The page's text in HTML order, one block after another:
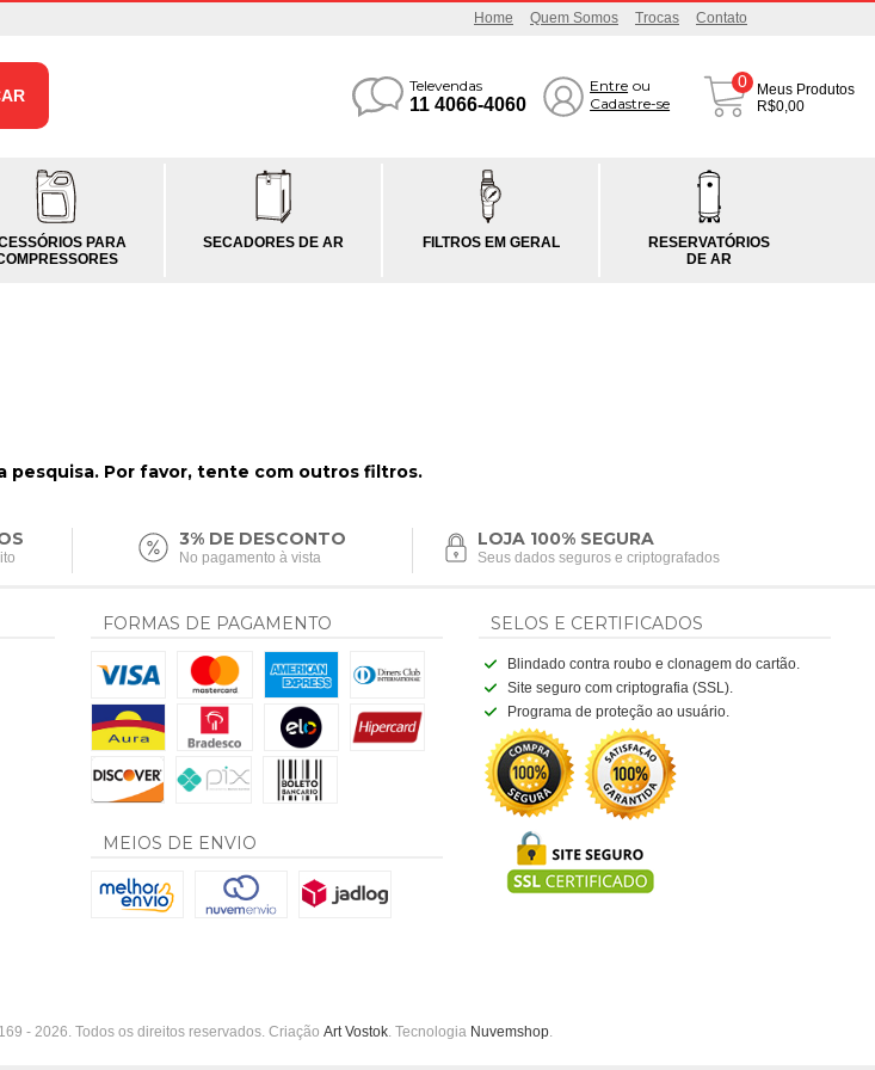
Home Quem Somos Trocas Contato
Televendas
11 4066-4060
Entre ou
Cadastre-se
0
Meus Produtos
R$0,00
PARA
SECADORES DE AR FILTROS EM GERAL
RESERVATÓRIOS
DE AR
pesquisa. Por favor, tente com outros filtros.
3% DE DESCONTO
No pagamento à vista
LOJA 100% SEGURA
Seus dados seguros e criptografados
FORMAS DE PAGAMENTO
MEIOS DE ENVIO
SELOS E CERTIFICADOS
Blindado contra roubo e clonagem do cartão.
Site seguro com criptografia (SSL).
Programa de proteção ao usuário.
- 2026. Todos os direitos reservados. Criação Art Vostok . Tecnologia Nuvemshop